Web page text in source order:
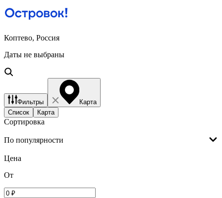
Коптево, Россия
Даты не выбраны
Фильтры
Карта
Список
Карта
Сортировка
По популярности
Цена
От